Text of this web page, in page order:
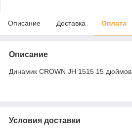
Описание Доставка Оплата
Описание
Динамик CROWN JH 1515 15 дюймов
Условия доставки